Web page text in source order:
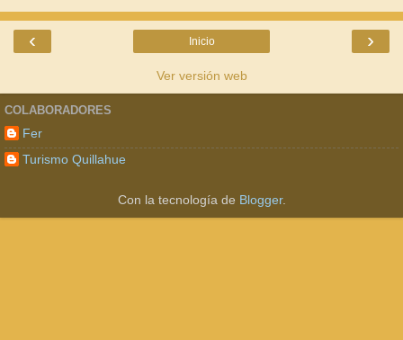
‹ ›
Inicio
Ver versión web
COLABORADORES
Fer
Turismo Quillahue
Con la tecnología de Blogger.